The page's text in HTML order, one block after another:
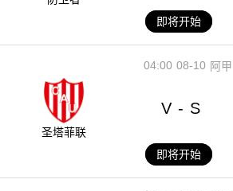
即将开始
08-10
04:00 阿甲
圣塔菲联
V - S
即将开始